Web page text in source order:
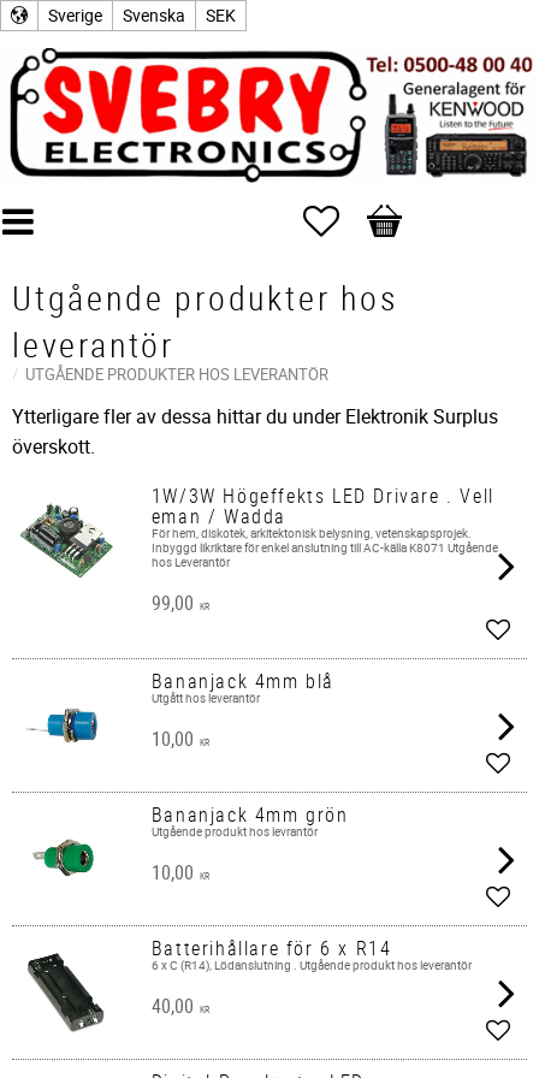
Sverige Svenska SEK
Favoriter
Kundvagn
Utgående produkter hos
leverantör
UTGÅENDE PRODUKTER HOS LEVERANTÖR
Ytterligare fler av dessa hittar du under Elektronik Surplus
överskott.
1W/3W Högeffekts LED Drivare . Vell
eman / Wadda
För hem, diskotek, arkitektonisk belysning, vetenskapsprojek.
Inbyggd likriktare för enkel anslutning till AC-källa K8071 Utgående
hos Leverantör
99,00 KR
Bananjack 4mm blå
Utgått hos leverantör
10,00 KR
Bananjack 4mm grön
Utgående produkt hos levrantör
10,00 KR
Batterihållare för 6 x R14
6 x C (R14), Lödanslutning . Utgående produkt hos leverantör
40,00 KR